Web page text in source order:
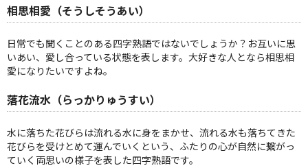
相思相愛（そうしそうあい）
日常でも聞くことのある四字熟語ではないでしょうか？お互いに思
いあい、愛し合っている状態を表します。大好きな人となら相思相
愛になりたいですよね。
落花流水（らっかりゅうすい）
水に落ちた花びらは流れる水に身をまかせ、流れる水も落ちてきた
花びらを受けとめて運んでいくという、ふたりの心が自然に繋がっ
ていく両思いの様子を表した四字熟語です。